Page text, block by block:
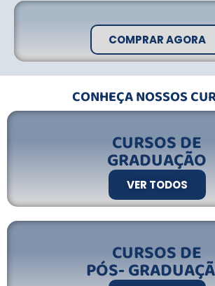
COMPRAR AGORA
CONHEÇA NOSSOS
CURSOS DE
GRADUAÇÃO
VER TODOS
CURSOS DE
PÓS-